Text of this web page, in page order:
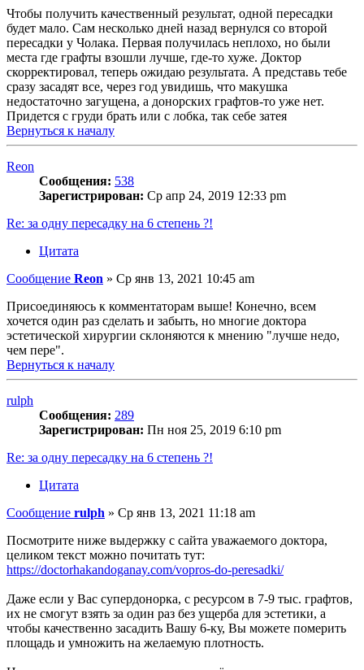
Чтобы получить качественный результат, одной пересадки
будет мало. Сам несколько дней назад вернулся со второй
пересадки у Чолака. Первая получилась неплохо, но были
места где графты взошли лучше, где-то хуже. Доктор
скорректировал, теперь ожидаю результата. А представь тебе
сразу засадят все, через год увидишь, что макушка
недостаточно загущена, а донорских графтов-то уже нет.
Придется с груди брать или с лобка, так себе затея
Вернуться к началу
Reon
Сообщения: 538
Зарегистрирован: Ср апр 24, 2019 12:33 pm
Re: за одну пересадку на 6 степень ?!
Цитата
Сообщение Reon » Ср янв 13, 2021 10:45 am
Присоединяюсь к комментаторам выше! Конечно, всем
хочется один раз сделать и забыть, но многие доктора
эстетической хирургии склоняются к мнению "лучше недо,
чем пере".
Вернуться к началу
rulph
Сообщения: 289
Зарегистрирован: Пн ноя 25, 2019 6:10 pm
Re: за одну пересадку на 6 степень ?!
Цитата
Сообщение rulph » Ср янв 13, 2021 11:18 am
Посмотрите ниже выдержку с сайта уважаемого доктора,
целиком текст можно почитать тут:
https://doctorhakandoganay.com/vopros-do-peresadki/
Даже если у Вас супердонорка, с ресурсом в 7-9 тыс. графтов,
их не смогут взять за один раз без ущерба для эстетики, а
чтобы качественно засадить Вашу 6-ку, Вы можете померить
площадь и умножить на желаемую плотность.